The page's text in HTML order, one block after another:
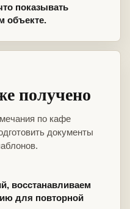
показывать
объекте.
получено
по кафе
документы
восстанавливаем
для повторной